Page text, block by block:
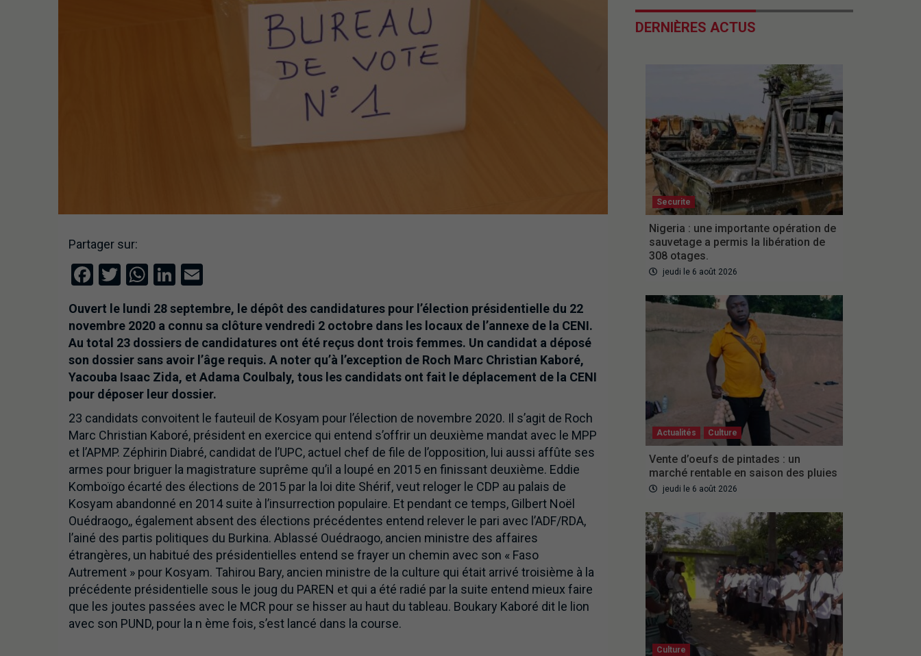
Partager sur:
Facebook
Twitter
WhatsApp
LinkedIn
Email
Ouvert le lundi 28 septembre, le dépôt des candidatures pour l’élection présidentielle du 22
novembre 2020 a connu sa clôture vendredi 2 octobre dans les locaux de l’annexe de la CENI.
Au total 23 dossiers de candidatures ont été reçus dont trois femmes. Un candidat a déposé
son dossier sans avoir l’âge requis. A noter qu’à l’exception de Roch Marc Christian Kaboré,
Yacouba Isaac Zida, et Adama Coulbaly, tous les candidats ont fait le déplacement de la CENI
pour déposer leur dossier.
23 candidats convoitent le fauteuil de Kosyam pour l’élection de novembre 2020. Il s’agit de Roch
Marc Christian Kaboré, président en exercice qui entend s’offrir un deuxième mandat avec le MPP
et l’APMP. Zéphirin Diabré, candidat de l’UPC, actuel chef de file de l’opposition, lui aussi affûte ses
armes pour briguer la magistrature suprême qu’il a loupé en 2015 en finissant deuxième. Eddie
Komboïgo écarté des élections de 2015 par la loi dite Shérif, veut reloger le CDP au palais de
Kosyam abandonné en 2014 suite à l’insurrection populaire. Et pendant ce temps, Gilbert Noël
Ouédraogo,, également absent des élections précédentes entend relever le pari avec l’ADF/RDA,
l’ainé des partis politiques du Burkina. Ablassé Ouédraogo, ancien ministre des affaires
étrangères, un habitué des présidentielles entend se frayer un chemin avec son « Faso
Autrement » pour Kosyam. Tahirou Bary, ancien ministre de la culture qui était arrivé troisième à la
précédente présidentielle sous le joug du PAREN et qui a été radié par la suite entend mieux faire
que les joutes passées avec le MCR pour se hisser au haut du tableau. Boukary Kaboré dit le lion
avec son PUND, pour la n ème fois, s’est lancé dans la course.
DERNIÈRES ACTUS
Securite
Nigeria : une importante opération de
sauvetage a permis la libération de
308 otages.
jeudi le 6 août 2026
Actualités Culture
Vente d’oeufs de pintades : un
marché rentable en saison des pluies
jeudi le 6 août 2026
Culture